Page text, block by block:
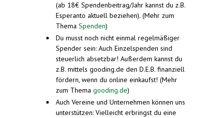
(ab 18€ Spendenbeitrag/Jahr kannst du z.B.
Esperanto aktuell beziehen). (Mehr zum
Thema Spenden)
Du musst noch nicht einmal regelmäßiger
Spender sein: Auch Einzelspenden sind
steuerlich absetzbar! Außerdem kannst du
z.B. mittels gooding.de den D.E.B. finanziell
fördern, wenn du online einkaufst! (Mehr
zum Thema gooding.de)
Auch Vereine und Unternehmen können uns
unterstützen: Vielleicht erbringst du eine